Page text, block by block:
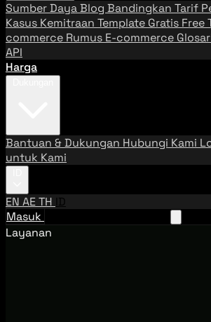
Sumber DayaBlog Bandingkan Tarif
Kasus Kemitraan Template Gratis Free
commerce Rumus E-commerce
API
Harga
Bantuan & Dukungan Hubungi Kami
untuk Kami
EN AETH ID
Masuk
Layanan